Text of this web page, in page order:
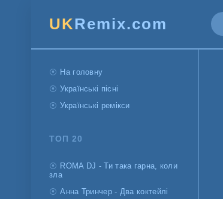
UKRemix.com
На головну
Українські пісні
Українські ремікси
ТОП 20
ROMA DJ - Ти така гарна, коли
зла
Анна Тринчер - Два коктейлі